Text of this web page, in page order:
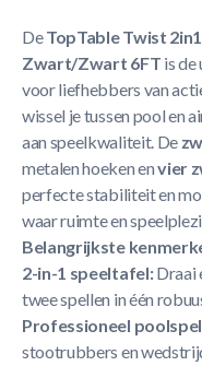
DeTopTable Twist
Zwart/Zwart 6FT is
voor liefhebbers van
wissel je tussen pool en
aan speelkwaliteit. De
metalen hoeken envier
perfecte stabiliteit en
waar ruimte en
Belangrijkste
2-in-1 speeltafel:Draai
twee spellen in één
Professioneel
stootrubbers en